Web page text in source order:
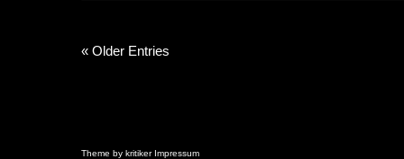
« Older Entries
Theme by kritikerImpressum